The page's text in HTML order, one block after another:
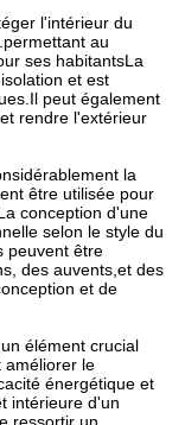
l'intérieur du
au
ses habitantsLa
et est
peut également
rendre l'extérieur
la
être utilisée pour
conception d'une
selon le style du
peuvent être
des auvents,et des
et de
élément crucial
améliorer le
énergétique et
intérieure d'un